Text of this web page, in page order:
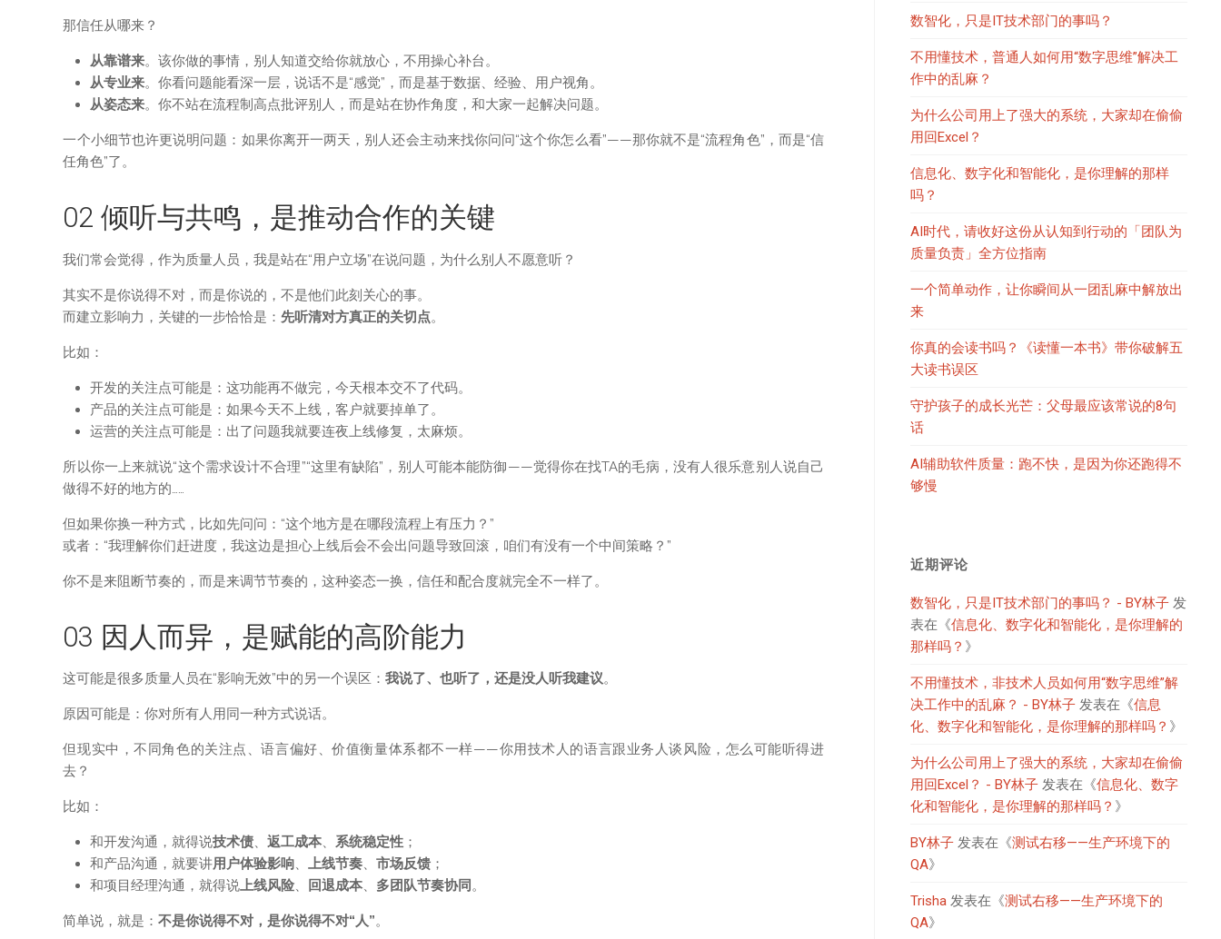
那信任从哪来？
从靠谱来。该你做的事情，别人知道交给你就放心，不用操心补台。
从专业来。你看问题能看深一层，说话不是“感觉”，而是基于数据、经验、用户视角。
从姿态来。你不站在流程制高点批评别人，而是站在协作角度，和大家一起解决问题。
一个小细节也许更说明问题：如果你离开一两天，别人还会主动来找你问问“这个你怎么看”——那你就不是“流程角色”，而是“信
任角色”了。
02 倾听与共鸣，是推动合作的关键
我们常会觉得，作为质量人员，我是站在“用户立场”在说问题，为什么别人不愿意听？
其实不是你说得不对，而是你说的，不是他们此刻关心的事。
而建立影响力，关键的一步恰恰是：先听清对方真正的关切点。
比如：
开发的关注点可能是：这功能再不做完，今天根本交不了代码。
产品的关注点可能是：如果今天不上线，客户就要掉单了。
运营的关注点可能是：出了问题我就要连夜上线修复，太麻烦。
所以你一上来就说“这个需求设计不合理”“这里有缺陷”，别人可能本能防御——觉得你在找TA的毛病，没有人很乐意别人说自己
做得不好的地方的……
但如果你换一种方式，比如先问问：“这个地方是在哪段流程上有压力？”
或者：“我理解你们赶进度，我这边是担心上线后会不会出问题导致回滚，咱们有没有一个中间策略？”
你不是来阻断节奏的，而是来调节节奏的，这种姿态一换，信任和配合度就完全不一样了。
03 因人而异，是赋能的高阶能力
这可能是很多质量人员在“影响无效”中的另一个误区：我说了、也听了，还是没人听我建议。
原因可能是：你对所有人用同一种方式说话。
但现实中，不同角色的关注点、语言偏好、价值衡量体系都不一样——你用技术人的语言跟业务人谈风险，怎么可能听得进
去？
比如：
和开发沟通，就得说技术债、返工成本、系统稳定性 ；
和产品沟通，就要讲用户体验影响、上线节奏、市场反馈 ；
和项目经理沟通，就得说上线风险、 回退成本、 多团队节奏协同。
简单说，就是：不是你说得不对，是你说得不对“人”。
数智化，只是IT技术部门的事吗？
不用懂技术，普通人如何用“数字思维”解决工
作中的乱麻？
为什么公司用上了强大的系统，大家却在偷偷
用回Excel？
信息化、数字化和智能化，是你理解的那样
吗？
AI时代，请收好这份从认知到行动的「团队为
质量负责」全方位指南
一个简单动作，让你瞬间从一团乱麻中解放出
来
你真的会读书吗？《读懂一本书》带你破解五
大读书误区
守护孩子的成长光芒：父母最应该常说的8句
话
AI辅助软件质量：跑不快，是因为你还跑得不
够慢
近期评论
数智化，只是IT技术部门的事吗？ - BY林子 发
表在《信息化、数字化和智能化，是你理解的
那样吗？ 》
不用懂技术，非技术人员如何用“数字思维”解
决工作中的乱麻？ - BY林子 发表在《信息
化、数字化和智能化，是你理解的那样吗？ 》
为什么公司用上了强大的系统，大家却在偷偷
用回Excel？ - BY林子 发表在《信息化、数字
化和智能化，是你理解的那样吗？ 》
BY林子 发表在《测试右移——生产环境下的
QA》
Trisha 发表在《测试右移——生产环境下的
QA》